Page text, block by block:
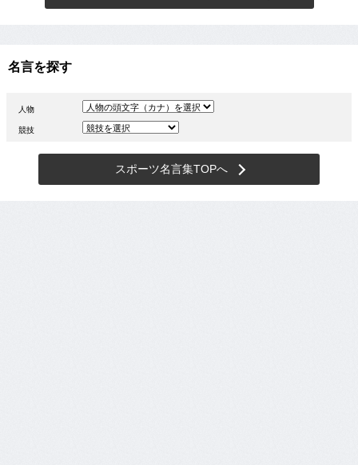
名言を探す
人物
競技
スポーツ名言集TOPへ